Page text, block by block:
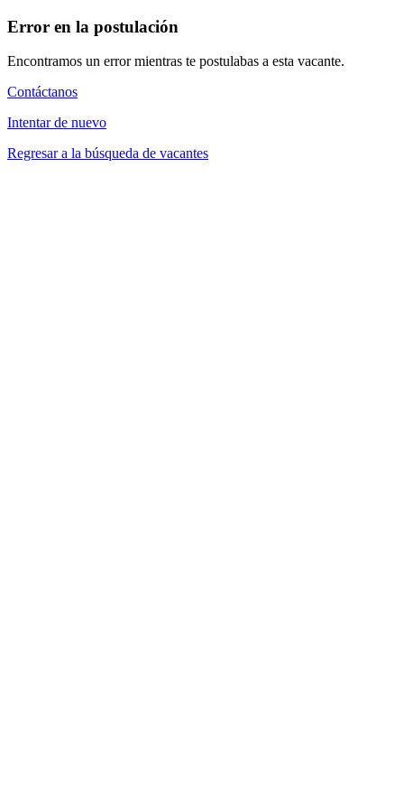
Error en la postulación
Encontramos un error mientras te postulabas a esta vacante.
Contáctanos
Intentar de nuevo
Regresar a la búsqueda de vacantes